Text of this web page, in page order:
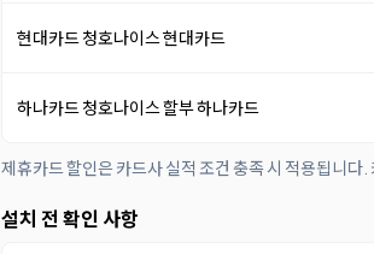
현대카드 청호나이스 현대카드
하나카드 청호나이스 할부 하나카드
제휴카드 할인은 카드사 실적 조건 충족 시 적용됩니
설치 전 확인 사항